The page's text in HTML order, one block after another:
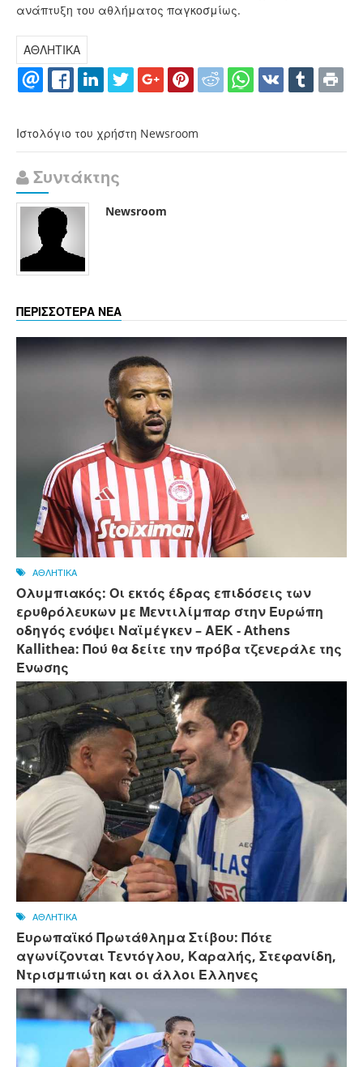
ανάπτυξη του αθλήματος παγκοσμίως.
ΑΘΛΗΤΙΚΑ
Ιστολόγιο του χρήστη Newsroom
Συντάκτης
Newsroom
ΠΕΡΙΣΣΟΤΕΡΑ ΝΕΑ
ΑΘΛΗΤΙΚΑ
Ολυμπιακός: Οι εκτός έδρας επιδόσεις των
ερυθρόλευκων με Μεντιλίμπαρ στην Ευρώπη
οδηγός ενόψει Ναϊμέγκεν – ΑΕΚ - Athens
Kallithea: Πού θα δείτε την πρόβα τζενεράλε της
Ένωσης
ΑΘΛΗΤΙΚΑ
Ευρωπαϊκό Πρωτάθλημα Στίβου: Πότε
αγωνίζονται Τεντόγλου, Καραλής, Στεφανίδη,
Ντρισμπιώτη και οι άλλοι Ελληνες